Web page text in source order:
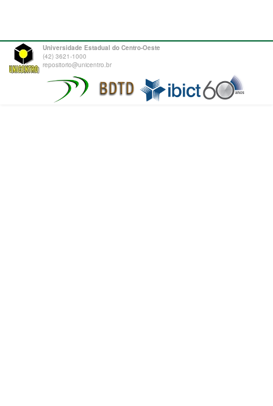
Universidade Estadual do Centro-Oeste
(42) 3621-1000
repositorio@unicentro.br